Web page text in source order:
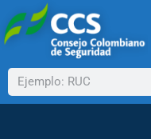
al
contenido
Buscar